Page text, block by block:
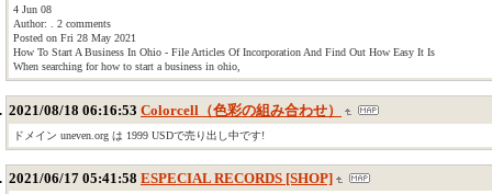
4 Jun 08
Author: . 2 comments
Posted on Fri 28 May 2021
How To Start A Business In Ohio - File Articles Of Incorporation And Find Out How Easy It Is
When searching for how to start a business in ohio,
2021/08/18 06:16:53 Colorcell（色彩の組み合わせ）
ドメイン uneven.org は 1999 USDで売り出し中です!
2021/06/17 05:41:58 ESPECIAL RECORDS [SHOP]